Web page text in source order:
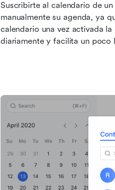
Suscribirte al calendario de
manualmente su agenda, ya
calendario una vez activada
diariamente y facilita un poco